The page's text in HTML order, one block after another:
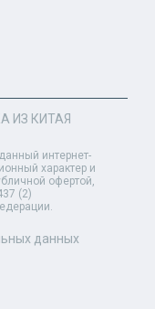
ИЗ КИТАЯ
интернет-
характер и
офертой,
(2)
данных